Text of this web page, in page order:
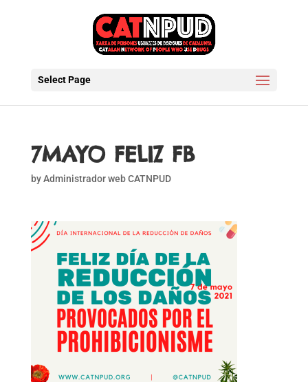
Select Page
7MAYO FELIZ FB
byAdministrador web CATNPUD